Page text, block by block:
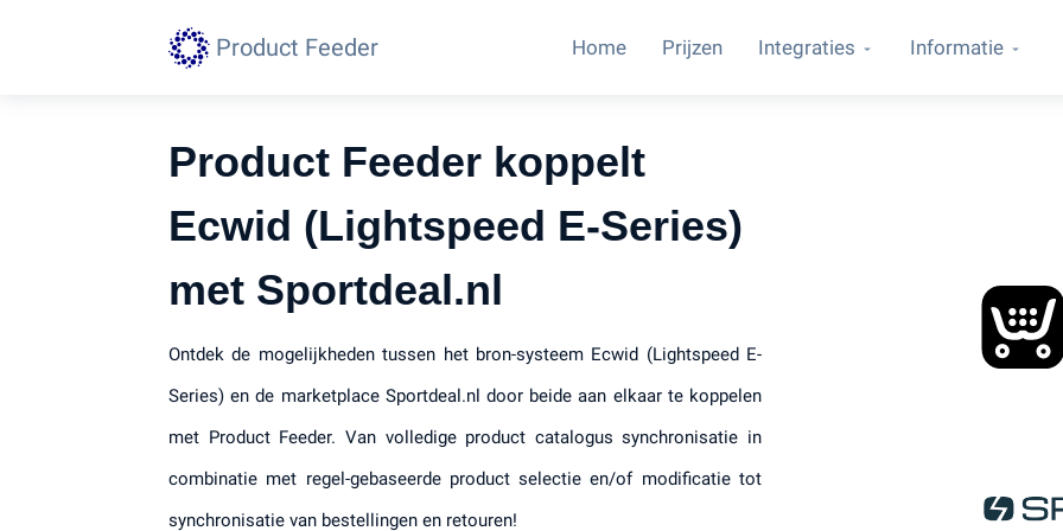
Product Feeder Home Prijzen Integraties Informatie
Product Feeder koppelt
Ecwid (Lightspeed E-Series)
met Sportdeal.nl
Ontdek de mogelijkheden tussen het bron-systeem Ecwid (Lightspeed E-
Series) en de marketplace Sportdeal.nl door beide aan elkaar te koppelen
met Product Feeder. Van volledige product catalogus synchronisatie in
combinatie met regel-gebaseerde product selectie en/of modificatie tot
synchronisatie van bestellingen en retouren!